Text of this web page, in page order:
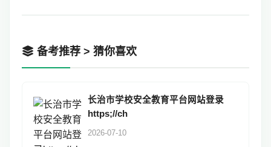
备考推荐 > 猜你喜欢
长治市学校安全教育平台网站登录
https;//ch
2026-07-10